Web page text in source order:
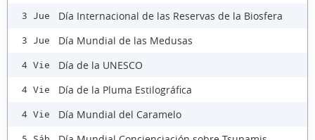
3 Jue Día Internacional de las Reservas de la Biosfera
3 Jue Día Mundial de las Medusas
4 Vie Día de la UNESCO
4 Vie Día de la Pluma Estilográfica
4 Vie Día Mundial del Caramelo